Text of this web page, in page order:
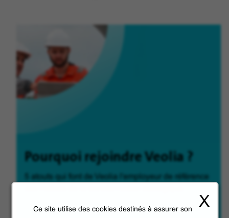
X
Ce site utilise des cookies destinés à assurer son
Pourquoi rejoindre Veolia ?
5 atouts qui font de Veolia l'employeur de référence